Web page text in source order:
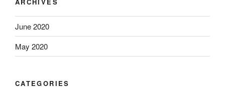
June 2020
May 2020
CATEGORIES